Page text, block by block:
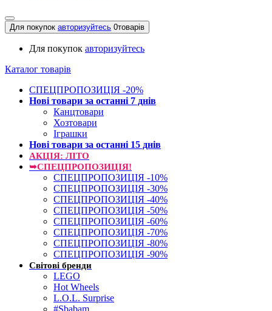
Для покупок авторизуйтесь 0товарів
Для покупок авторизуйтесь
Каталог товарів
СПЕЦПРОПОЗИЦІЯ -20%
Нові товари за останнi 7 днiв
Канцтовари
Хозтовари
Іграшки
Нові товари за останнi 15 днiв
АКЦІЯ: ЛІТО
➥СПЕЦПРОПОЗИЦІЯ!
СПЕЦПРОПОЗИЦІЯ -10%
СПЕЦПРОПОЗИЦІЯ -30%
СПЕЦПРОПОЗИЦІЯ -40%
СПЕЦПРОПОЗИЦІЯ -50%
СПЕЦПРОПОЗИЦІЯ -60%
СПЕЦПРОПОЗИЦІЯ -70%
СПЕЦПРОПОЗИЦІЯ -80%
СПЕЦПРОПОЗИЦІЯ -90%
Світові бренди
LEGO
Hot Wheels
L.O.L. Surprise
#Sbabam